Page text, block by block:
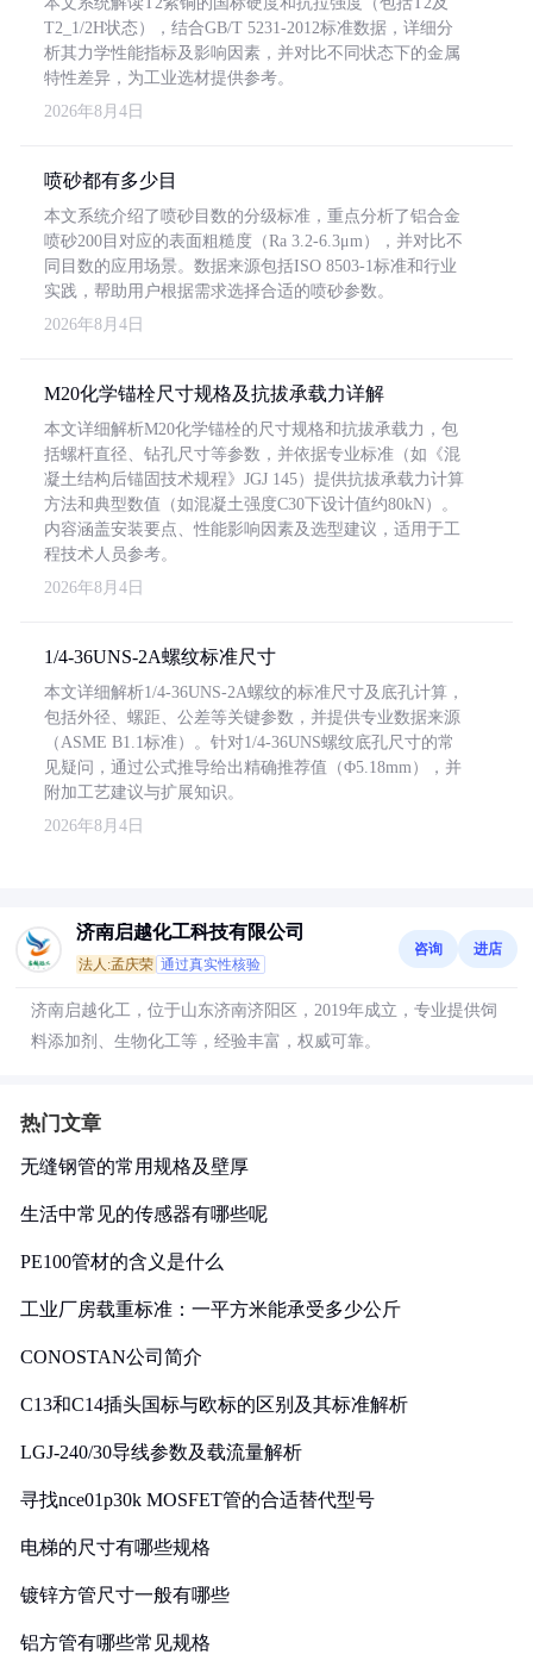
T2_1/2H状态），结合GB/T 5231-2012标准数据，详细分
析其力学性能指标及影响因素，并对比不同状态下的金属
特性差异，为工业选材提供参考。
2026年8月4日
喷砂都有多少目
本文系统介绍了喷砂目数的分级标准，重点分析了铝合金
喷砂200目对应的表面粗糙度（Ra 3.2-6.3μm），并对比不
同目数的应用场景。数据来源包括ISO 8503-1标准和行业
实践，帮助用户根据需求选择合适的喷砂参数。
2026年8月4日
M20化学锚栓尺寸规格及抗拔承载力详解
本文详细解析M20化学锚栓的尺寸规格和抗拔承载力，包
括螺杆直径、钻孔尺寸等参数，并依据专业标准（如《混
凝土结构后锚固技术规程》JGJ 145）提供抗拔承载力计算
方法和典型数值（如混凝土强度C30下设计值约80kN）。
内容涵盖安装要点、性能影响因素及选型建议，适用于工
程技术人员参考。
2026年8月4日
1/4-36UNS-2A螺纹标准尺寸
本文详细解析1/4-36UNS-2A螺纹的标准尺寸及底孔计算，
包括外径、螺距、公差等关键参数，并提供专业数据来源
（ASME B1.1标准）。针对1/4-36UNS螺纹底孔尺寸的常
见疑问，通过公式推导给出精确推荐值（Φ5.18mm），并
附加工艺建议与扩展知识。
2026年8月4日
济南启越化工科技有限公司
法人:孟庆荣 通过真实性核验
咨询 进店
济南启越化工，位于山东济南济阳区，2019年成立，专业提供饲
料添加剂、生物化工等，经验丰富，权威可靠。
热门文章
无缝钢管的常用规格及壁厚
生活中常见的传感器有哪些呢
PE100管材的含义是什么
工业厂房载重标准：一平方米能承受多少公斤
CONOSTAN公司简介
C13和C14插头国标与欧标的区别及其标准解析
LGJ-240/30导线参数及载流量解析
寻找nce01p30k MOSFET管的合适替代型号
电梯的尺寸有哪些规格
镀锌方管尺寸一般有哪些
铝方管有哪些常见规格